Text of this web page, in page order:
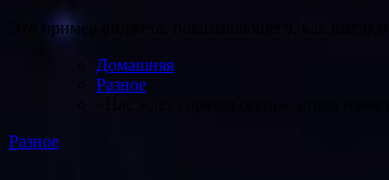
Это пример виджета, показывающего, как
Домашняя
Разное
Разное